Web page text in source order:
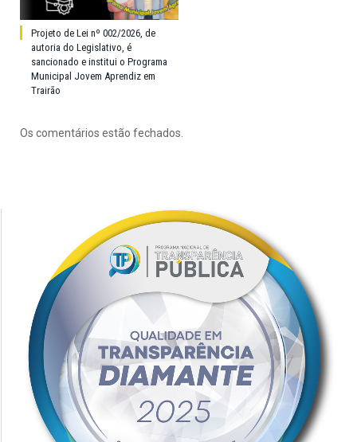
Projeto de Lei nº 002/2026, de
autoria do Legislativo, é
sancionado e institui o Programa
Municipal Jovem Aprendiz em
Trairão
Os comentários estão fechados.